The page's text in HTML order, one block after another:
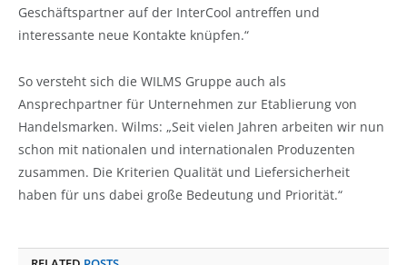
Geschäftspartner auf der InterCool antreffen und
interessante neue Kontakte knüpfen.“
So versteht sich die WILMS Gruppe auch als
Ansprechpartner für Unternehmen zur Etablierung von
Handelsmarken. Wilms: „Seit vielen Jahren arbeiten wir nun
schon mit nationalen und internationalen Produzenten
zusammen. Die Kriterien Qualität und Liefersicherheit
haben für uns dabei große Bedeutung und Priorität.“